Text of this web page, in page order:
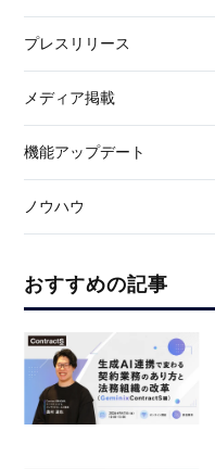
プレスリリース
メディア掲載
機能アップデート
ノウハウ
おすすめの記事